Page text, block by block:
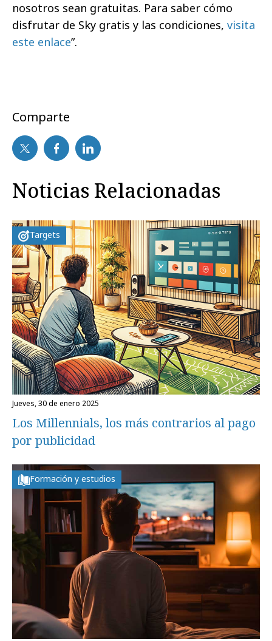
nosotros sean gratuitas. Para saber cómo
disfrutar de Sky gratis y las condiciones, visita
este enlace”.
Comparte
Noticias Relacionadas
Targets
jueves, 30 de enero 2025
Los Millennials, los más contrarios al pago
por publicidad
Formación y estudios